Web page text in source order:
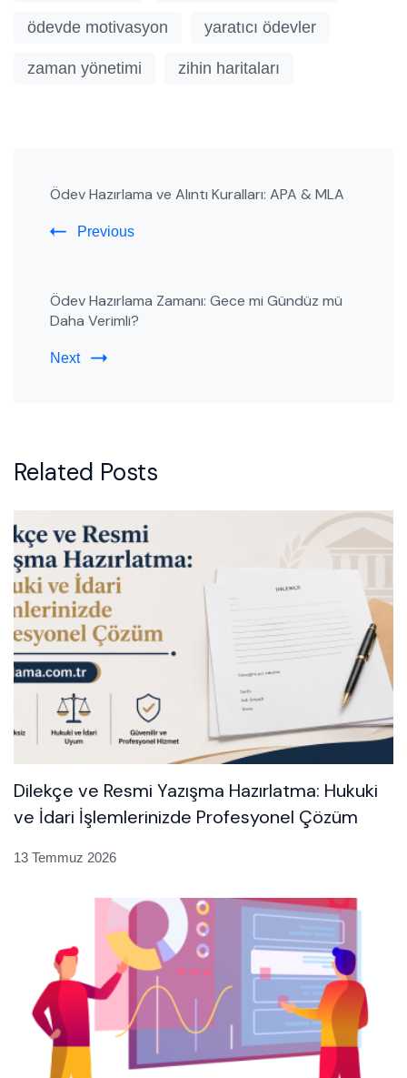
ödevde motivasyon yaratıcı ödevler
zaman yönetimi zihin haritaları
Navigation
Ödev Hazırlama ve Alıntı Kuralları: APA & MLA
Previous
Ödev Hazırlama Zamanı: Gece mi Gündüz mü
Daha Verimli?
Next
Related Posts
Dilekçe ve Resmi Yazışma Hazırlatma: Hukuki
ve İdari İşlemlerinizde Profesyonel Çözüm
13 Temmuz 2026